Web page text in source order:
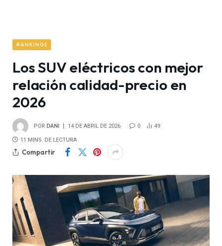
RANKINGS
Los SUV eléctricos con mejor
relación calidad-precio en
2026
POR DANI 14 DE ABRIL DE 2026 0 49
11 MINS. DE LECTURA
Compartir